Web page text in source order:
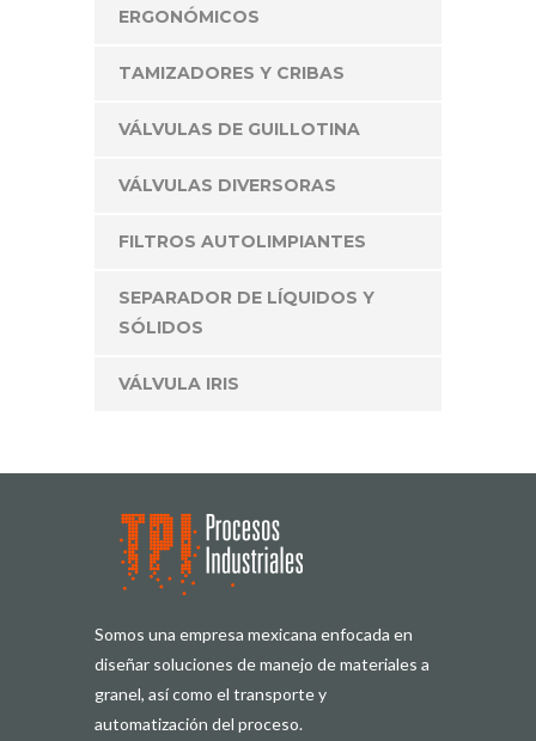
ERGONÓMICOS
TAMIZADORES Y CRIBAS
VÁLVULAS DE GUILLOTINA
VÁLVULAS DIVERSORAS
FILTROS AUTOLIMPIANTES
SEPARADOR DE LÍQUIDOS Y
SÓLIDOS
VÁLVULA IRIS
Somos una empresa mexicana enfocada en
diseñar soluciones de manejo de materiales a
granel, así como el transporte y
automatización del proceso.